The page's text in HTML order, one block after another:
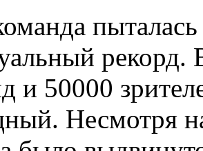
рекорд.
и 50000
Несмотря